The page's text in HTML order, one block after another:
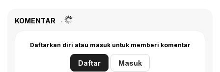
KOMENTAR
Daftarkan diri atau masuk untuk memberi komentar
Daftar Masuk